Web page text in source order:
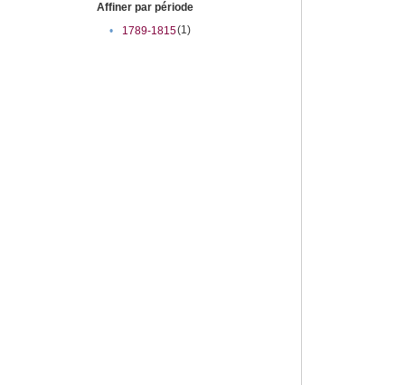
Affiner par période
•
1789-1815(1)